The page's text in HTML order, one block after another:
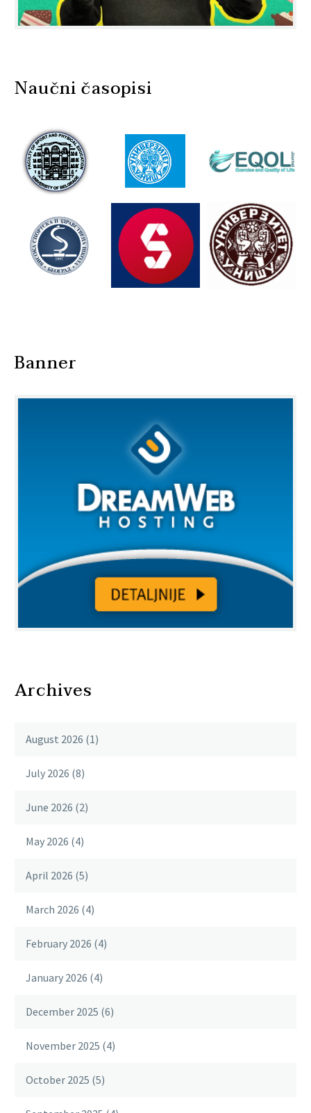
Naučni časopisi
Banner
Archives
August 2026 (1)
July 2026 (8)
June 2026 (2)
May 2026 (4)
April 2026 (5)
March 2026 (4)
February 2026 (4)
January 2026 (4)
December 2025 (6)
November 2025 (4)
October 2025 (5)